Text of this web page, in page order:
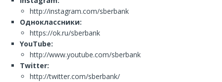
http://instagram.com/sberbank
Одноклассники:
https://ok.ru/sberbank
YouTube:
http://www.youtube.com/sberbank
Twitter:
http://twitter.com/sberbank/